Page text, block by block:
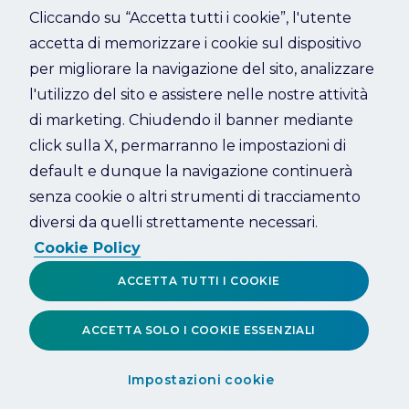
Refresh
Cliccando su “Accetta tutti i cookie”, l'utente
accetta di memorizzare i cookie sul dispositivo
per migliorare la navigazione del sito, analizzare
l'utilizzo del sito e assistere nelle nostre attività
di marketing. Chiudendo il banner mediante
click sulla X, permarranno le impostazioni di
default e dunque la navigazione continuerà
senza cookie o altri strumenti di tracciamento
diversi da quelli strettamente necessari.
Cookie Policy
Impostazioni cookie
ACCETTA SOLO I COOKIE ESSENZIALI
ACCETTA TUTTI I COOKIE